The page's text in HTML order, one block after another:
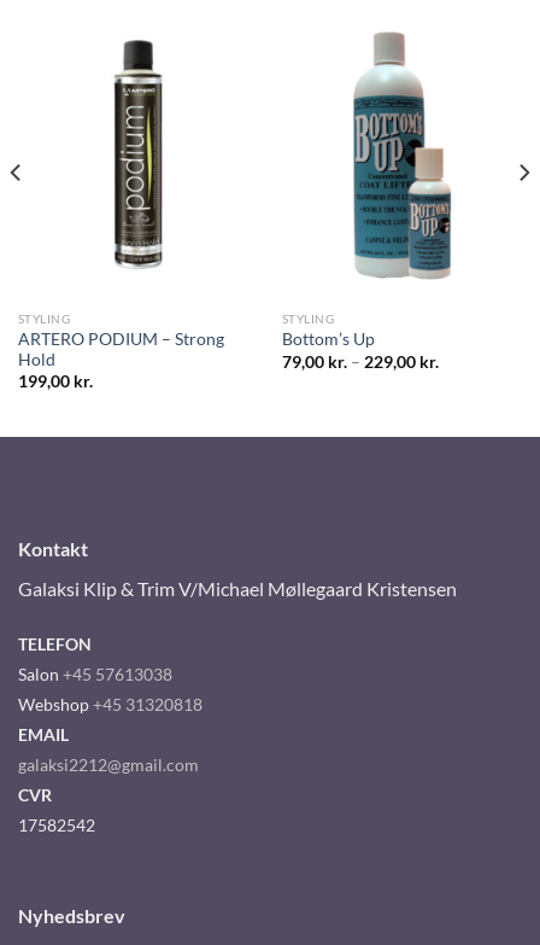
STYLING
ARTERO PODIUM – Strong
Hold
199,00 kr.
STYLING
Bottom’s Up
79,00 kr.– 229,00 kr.
Kontakt
Galaksi Klip & Trim V/Michael Møllegaard Kristensen
TELEFON
Salon +45 57613038
Webshop+45 31320818
EMAIL
galaksi2212@gmail.com
CVR
17582542
Nyhedsbrev